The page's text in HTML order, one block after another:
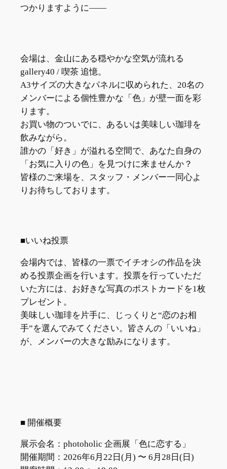
つかりますように――
会場は、金山にある穏やかな空気が流れる
gallery40 / 喫茶 追憶。
A3サイズの大きなパネルに収められた、20名の
メンバーによる個性豊かな「色」が壁一面を彩
ります。
お買い物のついでに、あるいは美味しい珈琲を
飲みながら。
誰かの「好き」が溢れる空間で、あなた自身の
「お気に入りの色」を見つけに来ませんか？
皆様のご来場を、スタッフ・メンバー一同心よ
りお待ちしております。
■いいね投票
会場内では、皆様の一票でイチオシの作品を決
める投票企画を行います。投票を行っていただ
いた方には、お好きな写真のポストカードを1枚
プレゼント。
美味しい珈琲を片手に、じっくりと“恋のお相
手”を選んでみてください。皆さんの「いいね」
が、メンバーの大きな励みになります。
■ 開催概要
展示会名：photoholic 企画展「色に恋する」
開催期間：2026年6月22日(月) 〜 6月28日(日)